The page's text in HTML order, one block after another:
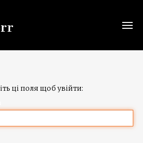
ці поля щоб увійти: